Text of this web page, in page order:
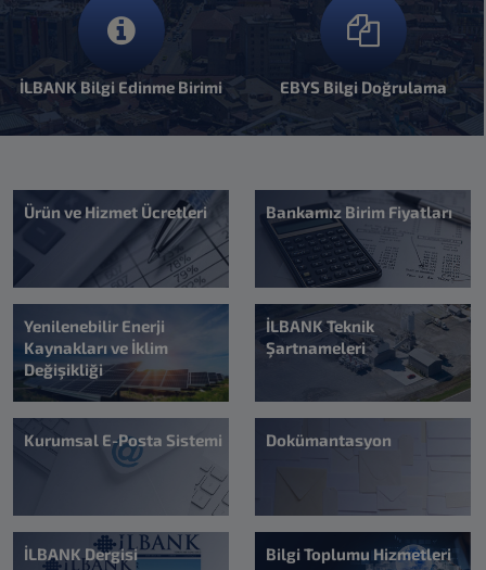
İLBANK Bilgi Edinme Birimi EBYS Bilgi Doğrulama
Ürün ve Hizmet Ücretleri Bankamız Birim Fiyatları
Yenilenebilir Enerji
Kaynakları ve İklim
Değişikliği
İLBANK Teknik
Şartnameleri
Kurumsal E-Posta Sistemi Dokümantasyon
İLBANK Dergisi Bilgi Toplumu Hizmetleri